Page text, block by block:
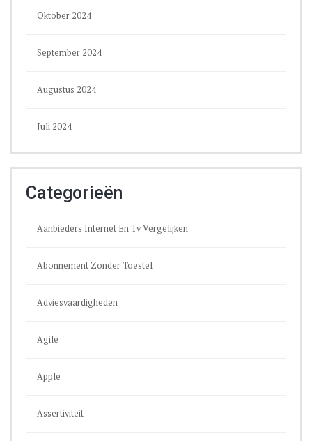
Oktober 2024
September 2024
Augustus 2024
Juli 2024
Categorieën
Aanbieders Internet En Tv Vergelijken
Abonnement Zonder Toestel
Adviesvaardigheden
Agile
Apple
Assertiviteit